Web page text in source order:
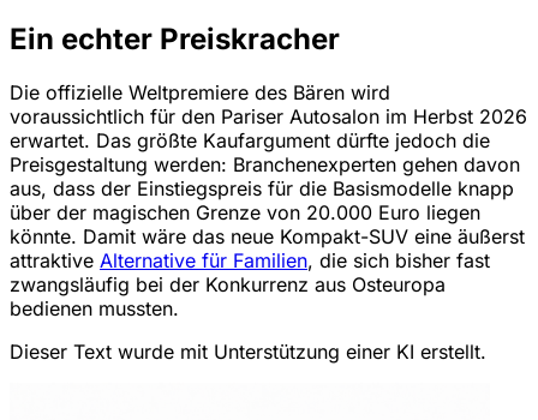
Ein echter Preiskracher
Die offizielle Weltpremiere des Bären wird
voraussichtlich für den Pariser Autosalon im Herbst 2026
erwartet. Das größte Kaufargument dürfte jedoch die
Preisgestaltung werden: Branchenexperten gehen davon
aus, dass der Einstiegspreis für die Basismodelle knapp
über der magischen Grenze von 20.000 Euro liegen
könnte. Damit wäre das neue Kompakt-SUV eine äußerst
attraktive Alternative für Familien, die sich bisher fast
zwangsläufig bei der Konkurrenz aus Osteuropa
bedienen mussten.
Dieser Text wurde mit Unterstützung einer KI erstellt.